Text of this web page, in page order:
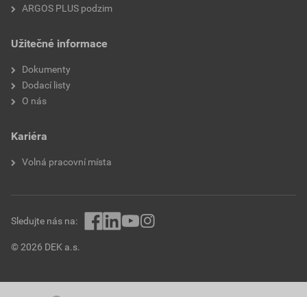
ARGOS PLUS podzim
Užitečné informace
Dokumenty
Dodací listy
O nás
Kariéra
Volná pracovní místa
© 2026 DEK a.s.
Sledujte nás na: